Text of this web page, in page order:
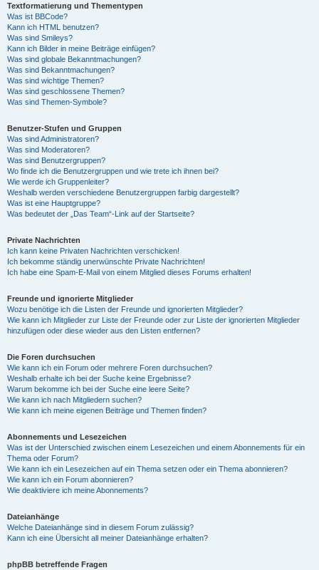
Textformatierung und Thementypen
Was ist BBCode?
Kann ich HTML benutzen?
Was sind Smileys?
Kann ich Bilder in meine Beiträge einfügen?
Was sind globale Bekanntmachungen?
Was sind Bekanntmachungen?
Was sind wichtige Themen?
Was sind geschlossene Themen?
Was sind Themen-Symbole?
Benutzer-Stufen und Gruppen
Was sind Administratoren?
Was sind Moderatoren?
Was sind Benutzergruppen?
Wo finde ich die Benutzergruppen und wie trete ich ihnen bei?
Wie werde ich Gruppenleiter?
Weshalb werden verschiedene Benutzergruppen farbig dargestellt?
Was ist eine Hauptgruppe?
Was bedeutet der „Das Team“-Link auf der Startseite?
Private Nachrichten
Ich kann keine Privaten Nachrichten verschicken!
Ich bekomme ständig unerwünschte Private Nachrichten!
Ich habe eine Spam-E-Mail von einem Mitglied dieses Forums erhalten!
Freunde und ignorierte Mitglieder
Wozu benötige ich die Listen der Freunde und ignorierten Mitglieder?
Wie kann ich Mitglieder zur Liste der Freunde oder zur Liste der ignorierten Mitglieder
hinzufügen oder diese wieder aus den Listen entfernen?
Die Foren durchsuchen
Wie kann ich ein Forum oder mehrere Foren durchsuchen?
Weshalb erhalte ich bei der Suche keine Ergebnisse?
Warum bekomme ich bei der Suche eine leere Seite?
Wie kann ich nach Mitgliedern suchen?
Wie kann ich meine eigenen Beiträge und Themen finden?
Abonnements und Lesezeichen
Was ist der Unterschied zwischen einem Lesezeichen und einem Abonnements für ein
Thema oder Forum?
Wie kann ich ein Lesezeichen auf ein Thema setzen oder ein Thema abonnieren?
Wie kann ich ein Forum abonnieren?
Wie deaktiviere ich meine Abonnements?
Dateianhänge
Welche Dateianhänge sind in diesem Forum zulässig?
Kann ich eine Übersicht all meiner Dateianhänge erhalten?
phpBB betreffende Fragen